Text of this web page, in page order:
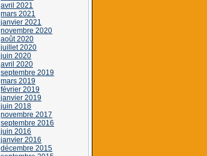
avril 2021
mars 2021
janvier 2021
novembre 2020
août 2020
juillet 2020
juin 2020
avril 2020
septembre 2019
mars 2019
février 2019
janvier 2019
juin 2018
novembre 2017
septembre 2016
juin 2016
janvier 2016
décembre 2015